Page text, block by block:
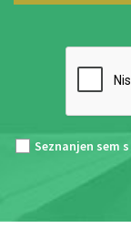
Seznanjen sem s